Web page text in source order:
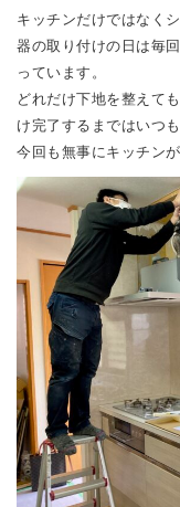
キッチンだけではなく
器の取り付けの日は毎
っています。
どれだけ下地を整えて
け完了するまではいつも
今回も無事にキッチン